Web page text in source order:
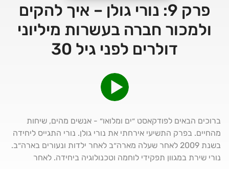
פרק 9: נורי גולן – איך להקים
ולמכור חברה בעשרות מיליוני
דולרים לפני גיל 30
ברוכים הבאים לפודקאסט ״ים ומלואו״ - אנשים מהים, שיחות
מהחיים. בפרק התשיעי אירחתי את נורי גולן. נורי התגייס ליחידה
בשנת 2009 לאחר שעלה מארה״ב לאחר ילדות ונעורים בארה״ב.
נורי שירת במגוון תפקידי לוחמה וטכנולוגיה ביחידה. לאחר